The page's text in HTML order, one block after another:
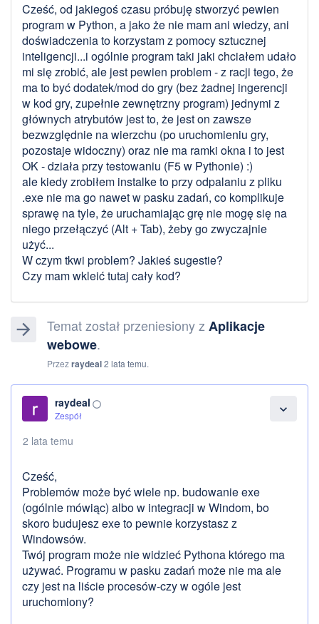
Cześć, od jakiegoś czasu próbuję stworzyć pewien
program w Python, a jako że nie mam ani wiedzy, ani
doświadczenia to korzystam z pomocy sztucznej
inteligencji...i ogólnie program taki jaki chciałem udało
mi się zrobić, ale jest pewien problem - z racji tego, że
ma to być dodatek/mod do gry (bez żadnej ingerencji
w kod gry, zupełnie zewnętrzny program) jednymi z
głównych atrybutów jest to, że jest on zawsze
bezwzględnie na wierzchu (po uruchomieniu gry,
pozostaje widoczny) oraz nie ma ramki okna i to jest
OK - działa przy testowaniu (F5 w Pythonie) :)
ale kiedy zrobiłem instalke to przy odpalaniu z pliku
.exe nie ma go nawet w pasku zadań, co komplikuje
sprawę na tyle, że uruchamiając grę nie mogę się na
niego przełączyć (Alt + Tab), żeby go zwyczajnie
użyć...
W czym tkwi problem? Jakieś sugestie?
Czy mam wkleić tutaj cały kod?
arrow_forward Temat został przeniesiony zAplikacje
webowe.
Przezraydeal2 lata temu.
expand_more
raydeal panorama_fish_eye
Zespół
2 lata temu
Cześć,
Problemów może być wiele np. budowanie exe
(ogólnie mówiąc) albo w integracji w Windom, bo
skoro budujesz exe to pewnie korzystasz z
Windowsów.
Twój program może nie widzieć Pythona którego ma
używać. Programu w pasku zadań może nie ma ale
czy jest na liście procesów-czy w ogóle jest
uruchomiony?